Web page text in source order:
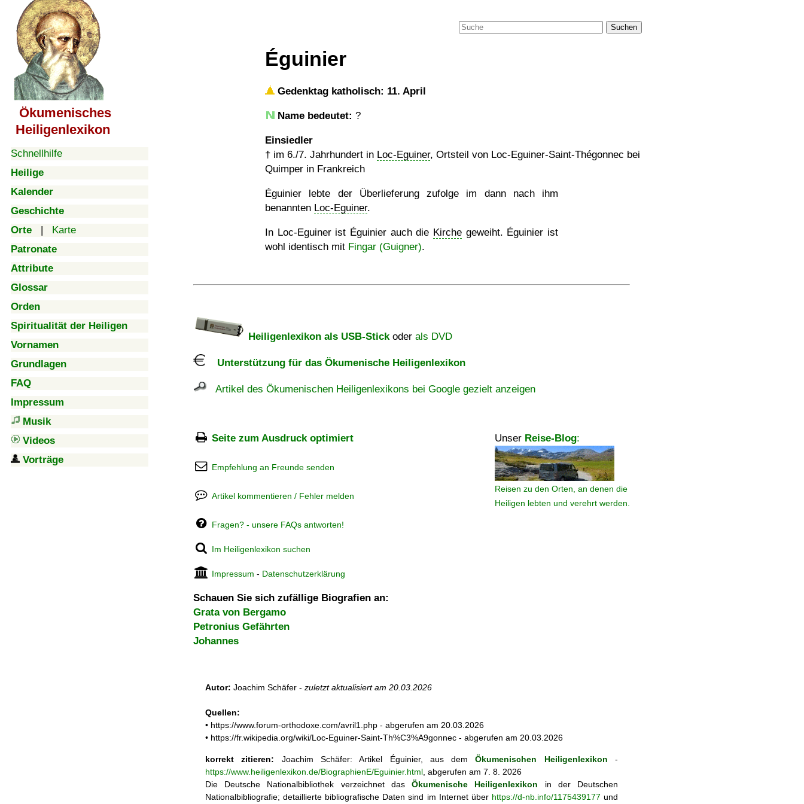
Ökumenisches
Heiligenlexikon
Schnellhilfe
Heilige
Kalender
Geschichte
Orte | Karte
Patronate
Attribute
Glossar
Orden
Spiritualität der Heiligen
Vornamen
Grundlagen
FAQ
Impressum
Musik
Videos
Vorträge
Suchen
Éguinier
Gedenktag katholisch: 11. April
Name bedeutet: ?
Einsiedler
† im 6./7. Jahrhundert in Loc-Eguiner, Ortsteil von Loc-Eguiner-Saint-Thégonnec bei
Quimper in Frankreich
Éguinier lebte der Überlieferung zufolge im dann nach ihm
benannten Loc-Eguiner.
In Loc-Eguiner ist Éguinier auch die Kirche geweiht. Éguinier ist
wohl identisch mit Fingar (Guigner).
Heiligenlexikon als USB-Stickoder als DVD
Unterstützung für das Ökumenische Heiligenlexikon
Artikel des Ökumenischen Heiligenlexikons bei Google gezielt anzeigen
Seite zum Ausdruck optimiert Unser Reise-Blog:
Reisen zu den Orten, an denen die
Heiligen lebten und verehrt werden.
Empfehlung an Freunde senden
Artikel kommentieren / Fehler melden
Fragen? - unsere FAQs antworten!
Im Heiligenlexikon suchen
Impressum - Datenschutzerklärung
Schauen Sie sich zufällige Biografien an:
Grata von Bergamo
Petronius Gefährten
Johannes
Autor: Joachim Schäfer - zuletzt aktualisiert am 20.03.2026
Quellen:
• https://www.forum-orthodoxe.com/avril1.php - abgerufen am 20.03.2026
• https://fr.wikipedia.org/wiki/Loc-Eguiner-Saint-Th%C3%A9gonnec - abgerufen am 20.03.2026
korrekt zitieren: Joachim Schäfer: Artikel Éguinier, aus demÖkumenischen Heiligenlexikon -
https://www.heiligenlexikon.de/BiographienE/Eguinier.html , abgerufen am 7. 8. 2026
Die Deutsche Nationalbibliothek verzeichnet dasÖkumenische Heiligenlexikon in der Deutschen
Nationalbibliografie; detaillierte bibliografische Daten sind im Internet über https://d-nb.info/1175439177 und